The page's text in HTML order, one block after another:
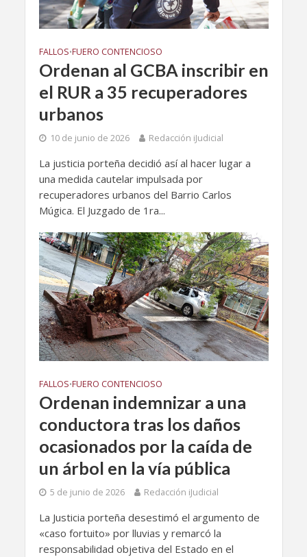
FALLOS•FUERO CONTENCIOSO
Ordenan al GCBA inscribir en
el RUR a 35 recuperadores
urbanos
10 de junio de 2026 Redacción iJudicial
La justicia porteña decidió así al hacer lugar a
una medida cautelar impulsada por
recuperadores urbanos del Barrio Carlos
Múgica. El Juzgado de 1ra...
FALLOS•FUERO CONTENCIOSO
Ordenan indemnizar a una
conductora tras los daños
ocasionados por la caída de
un árbol en la vía pública
5 de junio de 2026 Redacción iJudicial
​La Justicia porteña desestimó el argumento de
«caso fortuito» por lluvias y remarcó la
responsabilidad objetiva del Estado en el